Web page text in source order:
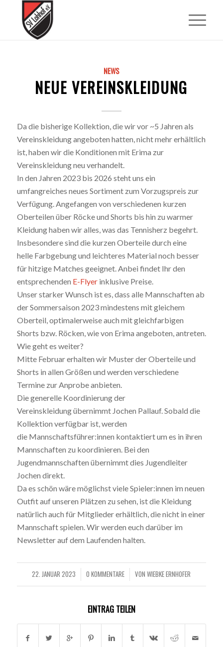
NEWS
NEUE VEREINSKLEIDUNG
Da die bisherige Kollektion, die wir vor ~5 Jahren als
Vereinskleidung angeboten hatten, nicht mehr erhältlich
ist, haben wir die Konditionen mit Erima zur
Vereinskleidung neu verhandelt.
In den Jahren 2023 bis 2026 steht uns ein
umfangreiches neues Sortiment zum Vorzugspreis zur
Verfügung. Angefangen von verschiedenen kurzen
Oberteilen über Röcke und Shorts bis hin zu warmer
Kleidung haben wir alles, was das Tennisherz begehrt.
Insbesondere sind die kurzen Oberteile durch eine
helle Farbgebung und leichteres Material noch besser
für hitzige Matches geeignet. Anbei findet Ihr den
entsprechenden E-Flyerinklusive Preise.
Unser starker Wunsch ist es, dass alle Mannschaften ab
der Sommersaison 2023 mindestens mit gleichem
Oberteil, optimalerweise auch mit gleichfarbigen
Shorts bzw. Röcken, wie von Erima angeboten, antreten.
Wie geht es weiter?
Mitte Februar erhalten wir Muster der Oberteile und
Shorts in allen Größen und werden verschiedene
Termine zur Anprobe anbieten.
Die generelle Koordinierung der
Vereinskleidung übernimmt Jochen Pallauf. Sobald die
Kollektion verfügbar ist, werden
die Mannschaftsführer:innen kontaktiert um es in ihren
Mannschaften zu koordinieren. Bei den
Jugendmannschaften übernimmt dies Jugendleiter
Jochen direkt.
Da es schön wäre möglichst viele Spieler:innen im neuen
Outfit auf unseren Plätzen zu sehen, ist die Kleidung
natürlich auch für Mitglieder erhältlich, die nicht in einer
Mannschaft spielen. Wir werden euch darüber im
Newsletter auf dem Laufenden halten.
22. JANUAR 2023
/ 0 KOMMENTARE
/ VONWIEBKE ERNHOFER
EINTRAG TEILEN